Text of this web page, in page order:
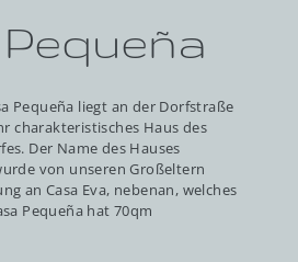
Pequeña liegt an der Dorfstraße
charakteristisches Haus des
Der Name des Hauses
von unseren Großeltern
an Casa Eva, nebenan, welches
Pequeña hat 70qm